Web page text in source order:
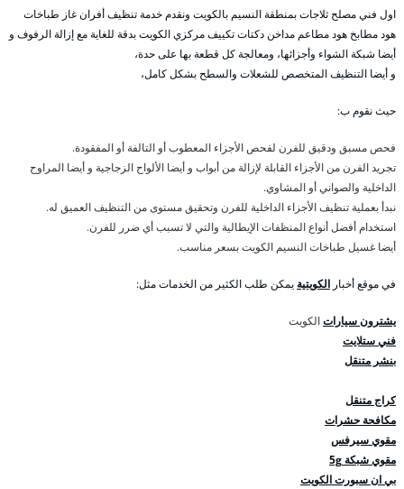
اول فني مصلح ثلاجات بمنطقة النسيم بالكويت ونقدم خدمة تنظيف أفران غاز طباخات
هود مطابخ هود مطاعم مداخن دكتات تكييف مركزي الكويت بدقة للغاية مع إزالة الرفوف و
أيضا شبكة الشواء وأجزائها، ومعالجة كل قطعة بها على حدة،
و أيضا التنظيف المتخصص للشعلات والسطح بشكل كامل،
حيث نقوم ب:
فحص مسبق ودقيق للفرن لفحص الأجزاء المعطوب أو التالفة أو المفقودة.
تجريد الفرن من الأجزاء القابلة لإزالة من أبواب و أيضا الألواح الزجاجية و أيضا المراوح
الداخلية والصواني أو المشاوي.
نبدأ بعملية تنظيف الأجزاء الداخلية للفرن وتحقيق مستوى من التنظيف العميق له.
استخدام أفضل أنواع المنظفات الإيطالية والتي لا تسبب أي ضرر للفرن.
أيضا غسيل طباخات النسيم الكويت بسعر مناسب.
في موقع أخبار الكويتية يمكن طلب الكثير من الخدمات مثل:
يشترون سياراتالكويت
فني ستلايت
بنشر متنقل
كراج متنقل
مكافحة حشرات
مقوي سيرفس
مقوي شبكة 5g
بي ان سبورت الكويت